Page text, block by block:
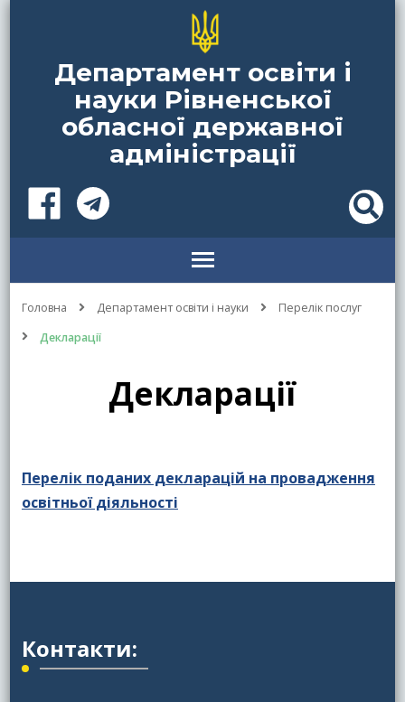
Департамент освіти і
науки Рівненської
обласної державної
адміністрації
Головна Департамент освіти і науки
Перелік послуг
Декларації
Декларації
Перелік поданих декларацій на провадження
освітньої діяльності
Контакти: